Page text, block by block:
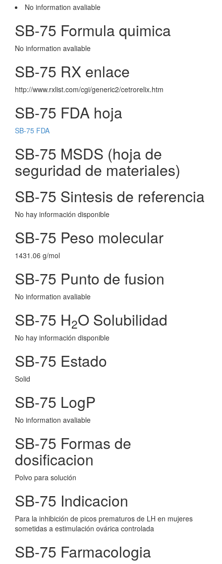
No information avaliable
SB-75 Formula quimica
No information avaliable
SB-75 RX enlace
http://www.rxlist.com/cgi/generic2/cetrorelix.htm
SB-75 FDA hoja
SB-75 FDA
SB-75 MSDS (hoja de
seguridad de materiales)
SB-75 Sintesis de referencia
No hay información disponible
SB-75 Peso molecular
1431.06 g/mol
SB-75 Punto de fusion
No information avaliable
SB-75 H2O Solubilidad
No hay información disponible
SB-75 Estado
Solid
SB-75 LogP
No information avaliable
SB-75 Formas de
dosificacion
Polvo para solución
SB-75 Indicacion
Para la inhibición de picos prematuros de LH en mujeres
sometidas a estimulación ovárica controlada
SB-75 Farmacologia